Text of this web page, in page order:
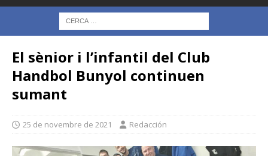
El sènior i l’infantil del Club
Handbol Bunyol continuen
sumant
25 de novembre de 2021 Redacción